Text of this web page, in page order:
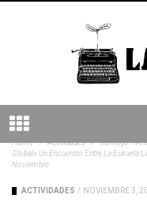
Home Actividades
Santiago:
Global» Un Encuentro Entre La Eskuela
Noviembre
ACTIVIDADES / NOVIEMBRE 3,